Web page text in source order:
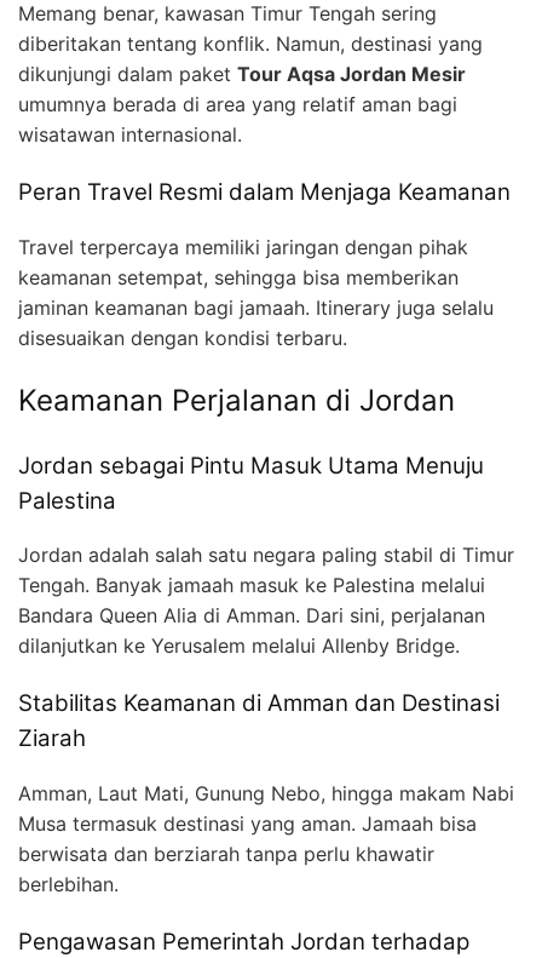
Memang benar, kawasan Timur Tengah sering
diberitakan tentang konflik. Namun, destinasi yang
dikunjungi dalam paket Tour Aqsa Jordan Mesir
umumnya berada di area yang relatif aman bagi
wisatawan internasional.
Peran Travel Resmi dalam Menjaga Keamanan
Travel terpercaya memiliki jaringan dengan pihak
keamanan setempat, sehingga bisa memberikan
jaminan keamanan bagi jamaah. Itinerary juga selalu
disesuaikan dengan kondisi terbaru.
Keamanan Perjalanan di Jordan
Jordan sebagai Pintu Masuk Utama Menuju
Palestina
Jordan adalah salah satu negara paling stabil di Timur
Tengah. Banyak jamaah masuk ke Palestina melalui
Bandara Queen Alia di Amman. Dari sini, perjalanan
dilanjutkan ke Yerusalem melalui Allenby Bridge.
Stabilitas Keamanan di Amman dan Destinasi
Ziarah
Amman, Laut Mati, Gunung Nebo, hingga makam Nabi
Musa termasuk destinasi yang aman. Jamaah bisa
berwisata dan berziarah tanpa perlu khawatir
berlebihan.
Pengawasan Pemerintah Jordan terhadap